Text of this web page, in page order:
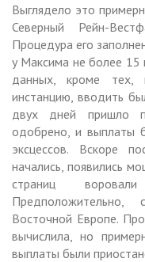
Выглядело это
Северный Рейн-
Процедура его
у Максима не более 15
данных, кроме тех,
инстанцию, вводить
двух дней пришло
одобрено, и выплаты
эксцессов. Вскоре
начались, появились
страниц
Восточной Европе.
вычислила, но
выплаты были